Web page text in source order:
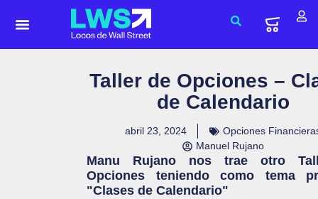
Taller de Opciones –
de Calendario
abril 23, 2024
Opciones
Manuel Rujano
Manu Rujano nos trae otro
Opciones teniendo como tema
"Clases de Calendario"